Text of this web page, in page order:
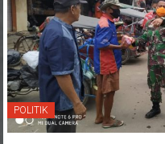
POLITIK